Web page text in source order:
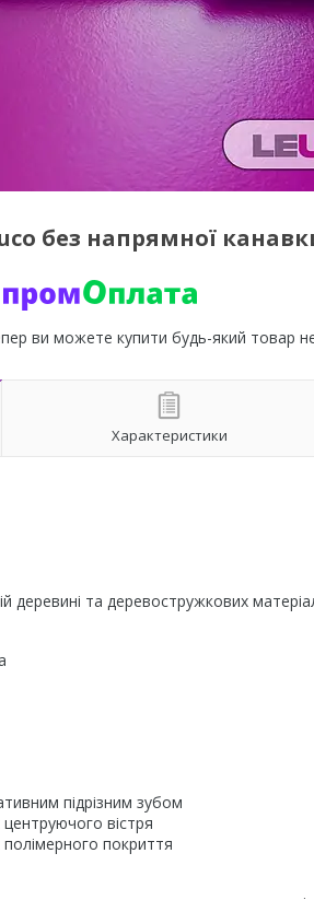
без напрямної
ви можете купити будь-який товар
Характеристики
деревині та деревостружкових
підрізним зубом
вістря
покриття